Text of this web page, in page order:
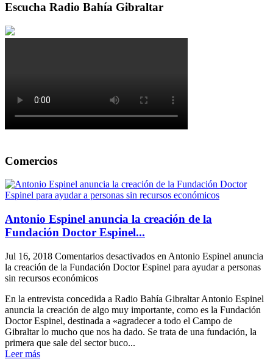
Escucha Radio Bahía Gibraltar
Comercios
Antonio Espinel anuncia la creación de la
Fundación Doctor Espinel...
Jul 16, 2018 Comentarios desactivados en Antonio Espinel anuncia
la creación de la Fundación Doctor Espinel para ayudar a personas
sin recursos económicos
En la entrevista concedida a Radio Bahía Gibraltar Antonio Espinel
anuncia la creación de algo muy importante, como es la Fundación
Doctor Espinel, destinada a «agradecer a todo el Campo de
Gibraltar lo mucho que nos ha dado. Se trata de una fundación, la
primera que sale del sector buco...
Leer más